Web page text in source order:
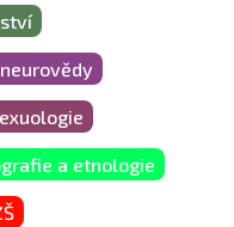
a etnologie